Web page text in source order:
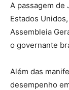
A passagem de
Estados
Assembleia
o governante
Além das
desempenho